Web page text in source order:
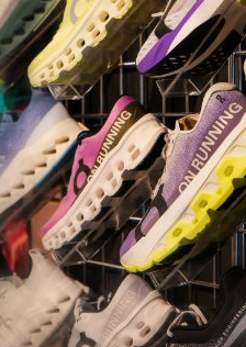
a
OFERTAS
Equípate al
descuentos
STORE